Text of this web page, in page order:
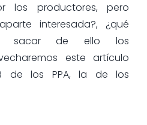
los productores, pero
interesada?, ¿qué
sacar de ello los
este artículo
de los PPA, la de los